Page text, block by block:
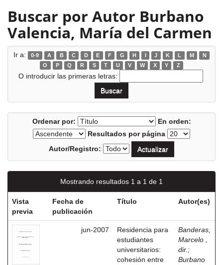
Buscar por Autor Burbano
Valencia, María del Carmen
Ir a: 0-9 A B C D E F G H I J K L M
N
O
P Q R S T U V W X Y Z
O introducir las primeras letras:
Ordenar por:
En orden:
Resultados por página
Autor/Registro:
Mostrando resultados 1 a 1 de 1
Vista
previa
Fecha de
publicación
Título Autor(es)
jun-2007
Residencia para
estudiantes
universitarios:
cohesión entre
Banderas,
Marcelo ,
dir. ;
Burbano